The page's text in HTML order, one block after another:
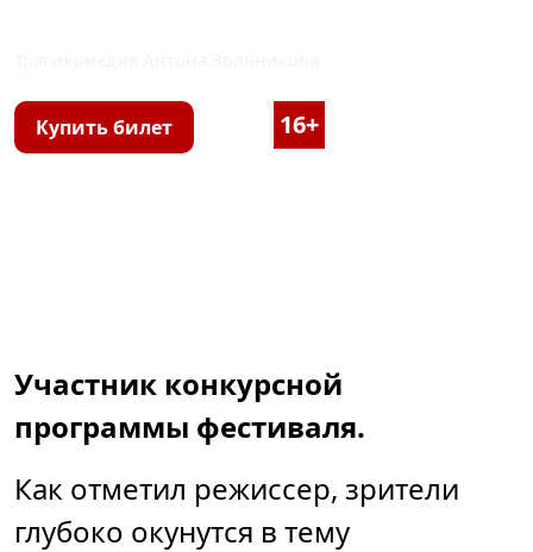
Купить билет 16+
Участник конкурсной
программы фестиваля.
Как отметил режиссер, зрители
глубоко окунутся в тему